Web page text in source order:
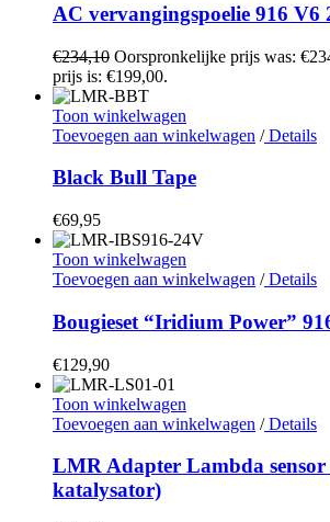
AC vervangingspoelie 916 V6
€234,10 Oorspronkelijke prijs was:
prijs is: €199,00.
Toon winkelwagen
Toevoegen aan winkelwagen /Details
Black Bull Tape
€69,95
Toon winkelwagen
Toevoegen aan winkelwagen /Details
Bougieset “Iridium Power”
€129,90
Toon winkelwagen
Toevoegen aan winkelwagen /Details
LMR Adapter Lambda
katalysator)